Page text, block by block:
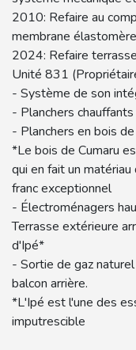
2010: Refaire au
membrane
2024: Refaire
Unité 831
- Système de son
- Planchers
- Planchers en bois
*Le bois de Cumaru
qui en fait un
franc exceptionnel
- Électroménagers
Terrasse extérieure
d'Ipé*
- Sortie de gaz
balcon arrière.
*L'Ipé est l'une des
imputrescible